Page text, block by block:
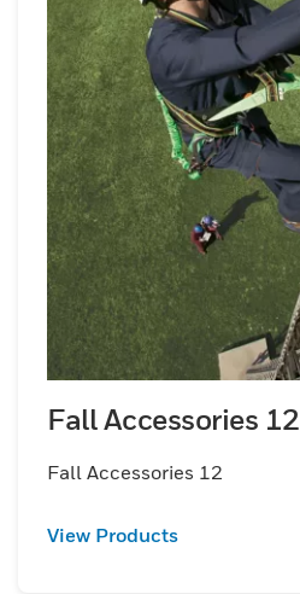
Fall Accessories 12
Fall Accessories 12
View Products